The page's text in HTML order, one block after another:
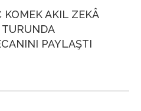
KOMEK AKIL ZEKÂ
PAYLAŞTI